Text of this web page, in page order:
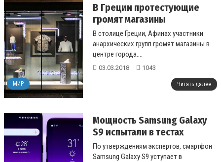
МИР
В Греции протестующие
громят магазины
В столице Греции, Афинах участники
анархических групп громят магазины в
центре города....
03.03.2018 1043
Читать далее
Мощность Samsung Galaxy
S9 испытали в тестах
По утверждениям экспертов, смартфон
Samsung Galaxy S9 уступает в